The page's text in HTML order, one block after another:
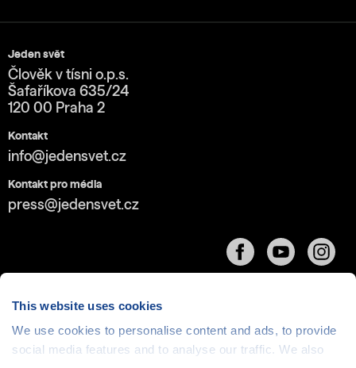
This website uses cookies
We use cookies to personalise content and ads, to provide
social media features and to analyse our traffic. We also
Jeden svět
Člověk v tísni o.p.s.
Šafaříkova 635/24
120 00 Praha 2
Kontakt
info@jedensvet.cz
Kontakt pro média
press@jedensvet.cz
Cookies| © 1999-2026 Člověk v tísni o.p.s., web běží